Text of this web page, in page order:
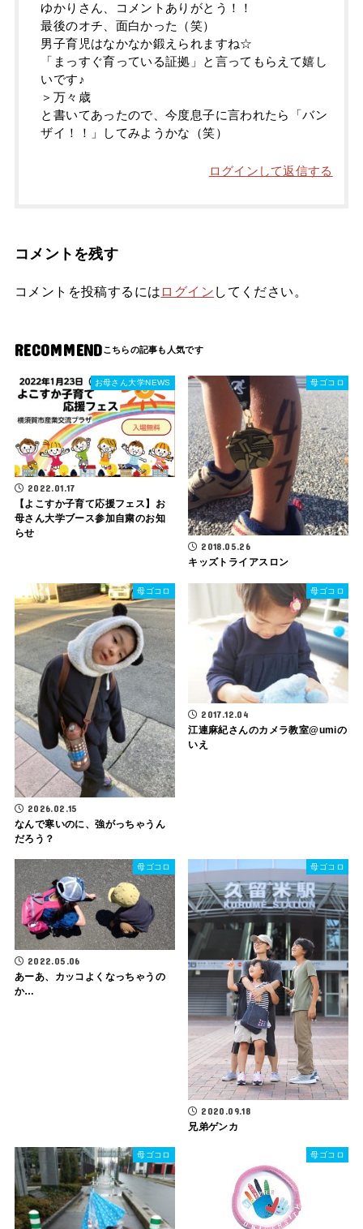
ゆかりさん、コメントありがとう！！
最後のオチ、面白かった（笑）
男子育児はなかなか鍛えられますね☆
「まっすぐ育っている証拠」と言ってもらえて嬉し
いです♪
＞万々歳
と書いてあったので、今度息子に言われたら「バン
ザイ！！」してみようかな（笑）
ログインして返信する
コメントを残す
コメントを投稿するには ログイン してください。
RECOMMEND
お母さん大学NEWS
2022.01.17
【よこすか子育て応援フェス】お
母さん大学ブース参加自粛のお知
らせ
母ゴコロ
2018.05.26
キッズトライアスロン
母ゴコロ
2026.02.15
なんで寒いのに、強がっちゃうん
だろう？
母ゴコロ
2017.12.04
江連麻紀さんのカメラ教室@umiの
いえ
母ゴコロ
2022.05.06
あーあ、カッコよくなっちゃうの
か…
母ゴコロ
2020.09.18
兄弟ゲンカ
母ゴコロ 母ゴコロ